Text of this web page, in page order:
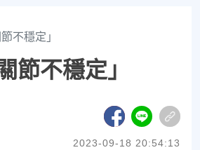
不穩定」
節不穩定」
2023-09-18 20:54:13